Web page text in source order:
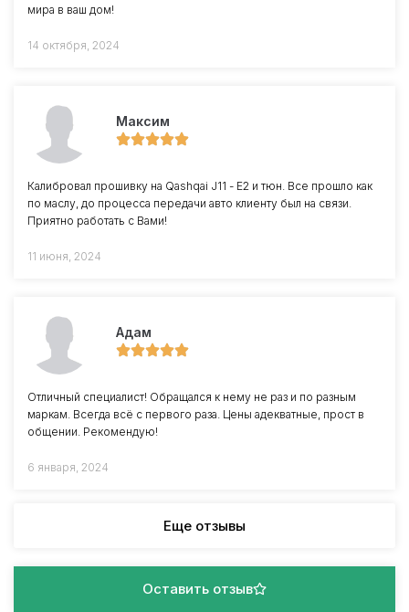
мира в ваш дом!
14 октября, 2024
Максим
Калибровал прошивку на Qashqai J11 - Е2 и тюн. Все прошло как
по маслу, до процесса передачи авто клиенту был на связи.
Приятно работать с Вами!
11 июня, 2024
Адам
Отличный специалист! Обращался к нему не раз и по разным
маркам. Всегда всё с первого раза. Цены адекватные, прост в
общении. Рекомендую!
6 января, 2024
Еще отзывы
Оставить отзыв